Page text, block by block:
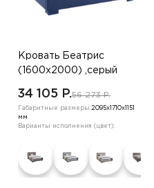
Кровать Беатрис
(1600х2000) ,серый
34 105 P.56 273 P.
Габаритные размеры:2095х1710х1151
мм
Варианты исполнения (цвет):